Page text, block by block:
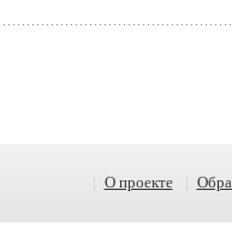
О проекте